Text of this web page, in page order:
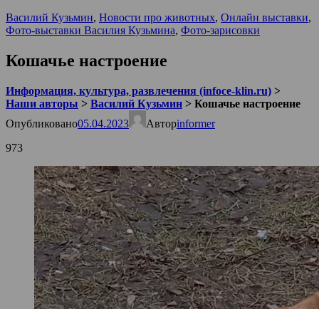
Василий Кузьмин, Новости про животных, Онлайн выставки,
Фото-выставки Василия Кузьмина, Фото-зарисовки
Кошачье настроение
Информация, культура, развлечения (infoce-klin.ru) >
Наши авторы > Василий Кузьмин > Кошачье настроение
Опубликовано05.04.2023 Авторinformer
973